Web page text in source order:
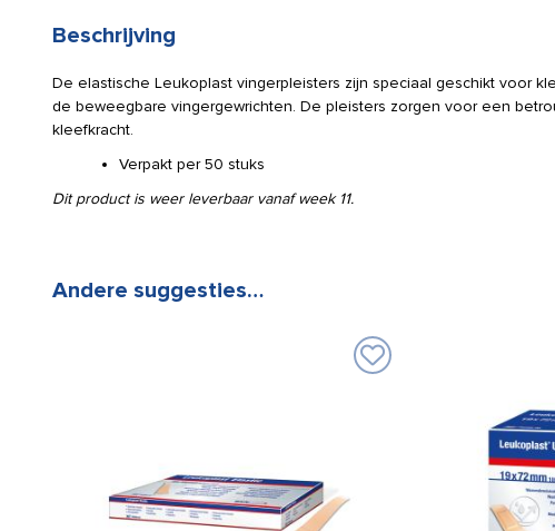
Beschrijving
De elastische Leukoplast vingerpleisters zijn speciaal geschikt voor
de beweegbare vingergewrichten. De pleisters zorgen voor een
kleefkracht.
Verpakt per 50 stuks
Dit product is weer leverbaar vanaf week 11.
Andere suggesties…